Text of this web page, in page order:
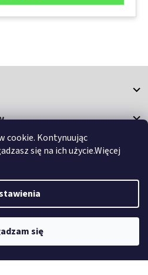
cookie. Kontynuując
się na ich użycie.Więcej
się
prawa zastrzeżone.
plików cookie